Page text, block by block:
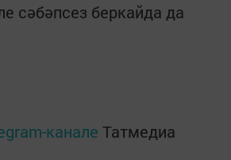
сәбәпсез беркайда да
канале Татмедиа